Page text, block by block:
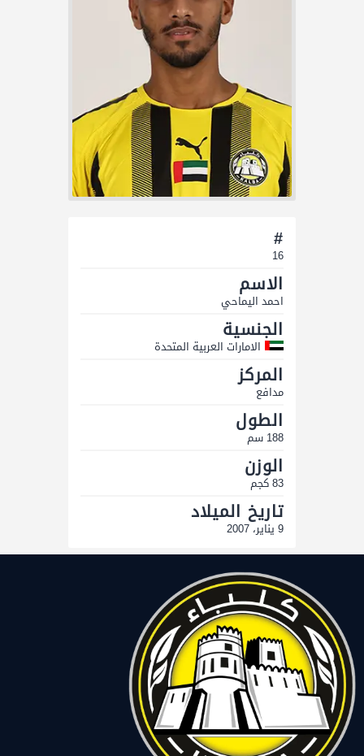
#
16
الاسم
احمد الیماحي
الجنسية
الامارات العربية المتحدة
المركز
مدافع
الطول
188 سم
الوزن
83 كجم
تاريخ الميلاد
9 يناير، 2007